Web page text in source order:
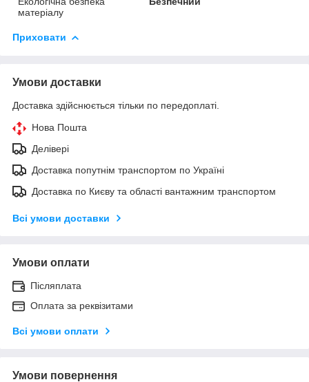
матеріалу
Приховати
Умови доставки
Доставка здійснюється тільки по передоплаті.
Нова Пошта
Делівері
Доставка попутнім транспортом по Україні
Доставка по Києву та області вантажним транспортом
Всі умови доставки
Умови оплати
Післяплата
Оплата за реквізитами
Всі умови оплати
Умови повернення